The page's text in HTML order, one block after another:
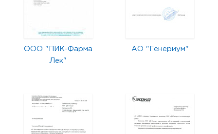
ООО "ПИК-Фарма
Лек"
АО "Генериум"